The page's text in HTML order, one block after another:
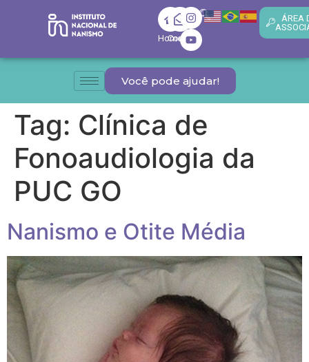
Home
Contato
ÁREA
Você pode ajudar!
Tag: Clínica de
Fonoaudiologia da
PUC GO
Nanismo e Otite Média